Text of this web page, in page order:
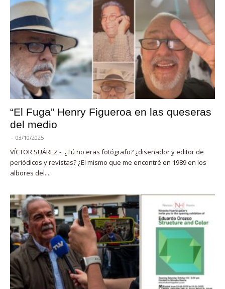
“El Fuga” Henry Figueroa en las queseras
del medio
- 03/10/2025
VÍCTOR SUÁREZ - ¿Tú no eras fotógrafo? ¿diseñador y editor de
periódicos y revistas? ¿El mismo que me encontré en 1989 en los
albores del...